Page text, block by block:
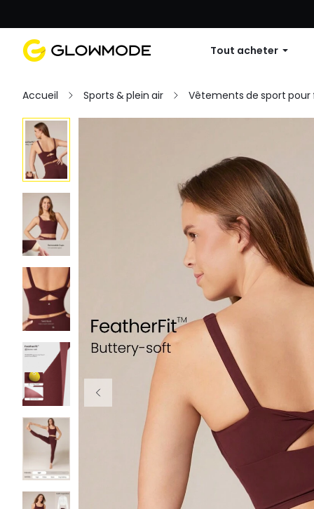
Tout acheter
Accueil Sports & plein air Vêtements de sport